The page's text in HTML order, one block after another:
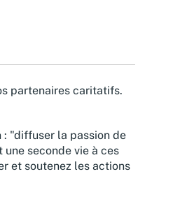
partenaires caritatifs.
"diffuser la passion de
seconde vie à ces
et soutenez les actions